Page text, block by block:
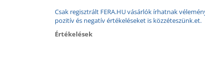
Csak regisztrált FERA.HU vásárlók írhatnak
pozitív és negatív értékeléseket is közzéteszünk.et.
Értékelések